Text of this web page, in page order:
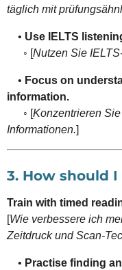
täglich mit
• Use IELTS
◦ [Nutzen Sie
• Focus on
information.
◦ [Konzentrieren
Informationen.]
3. How should
Train with timed
[Wie verbessere ich
Zeitdruck und Scan-
• Practise finding